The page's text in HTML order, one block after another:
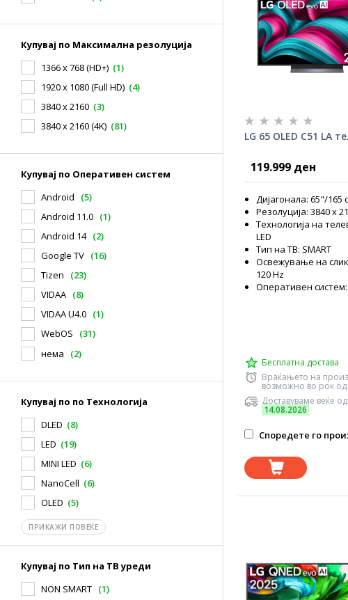
Купувај по Максимална резолуција
1366 x 768 (HD+) (1)
1920 x 1080 (Full HD) (4)
3840 x 2160 (3)
3840 x 2160 (4K) (81)
Купувај по Оперативен систем
Android
(5)
Android 11.0 (1)
Android 14 (2)
Google TV (16)
Tizen
(23)
VIDAA (8)
VIDAA U4.0 (1)
WebOS
(31)
нема
(2)
Купувај по по Технологија
DLED (8)
LED (19)
MINI LED (6)
NanoCell (6)
OLED (5)
ПРИКАЖИ ПОВЕЌЕ
Купувај по Тип на ТВ уреди
NON SMART (1)
LG 65 OLED C51 LA
119.999 ден
Дијагонала: 65"/165
Резолуција: 3840 x
Технологија на
LED
Тип на ТВ: SMART
Освежување на
120 Hz
Оперативен систем:
Бесплатна достава
Враќањето на
возможно во рок од
Доставуваме веќе од
14.08.2026
Споредете го